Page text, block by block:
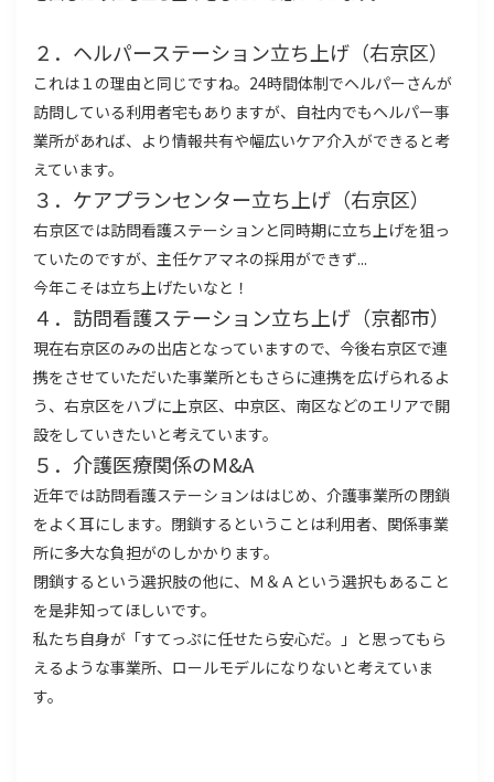
２．ヘルパーステーション立ち上げ（右京区）
これは１の理由と同じですね。24時間体制でヘルパーさんが
訪問している利用者宅もありますが、自社内でもヘルパー事
業所があれば、より情報共有や幅広いケア介入ができると考
えています。
３．ケアプランセンター立ち上げ（右京区）
右京区では訪問看護ステーションと同時期に立ち上げを狙っ
ていたのですが、主任ケアマネの採用ができず...
今年こそは立ち上げたいなと！
４．訪問看護ステーション立ち上げ（京都市）
現在右京区のみの出店となっていますので、今後右京区で連
携をさせていただいた事業所ともさらに連携を広げられるよ
う、右京区をハブに上京区、中京区、南区などのエリアで開
設をしていきたいと考えています。
５．介護医療関係のM&A
近年では訪問看護ステーションははじめ、介護事業所の閉鎖
をよく耳にします。閉鎖するということは利用者、関係事業
所に多大な負担がのしかかります。
閉鎖するという選択肢の他に、Ｍ＆Ａという選択もあること
を是非知ってほしいです。
私たち自身が「すてっぷに任せたら安心だ。」と思ってもら
えるような事業所、ロールモデルになりないと考えていま
す。